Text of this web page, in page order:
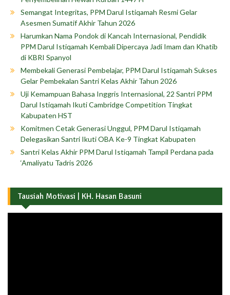
Semangat Integritas, PPM Darul Istiqamah Resmi Gelar
Asesmen Sumatif Akhir Tahun 2026
Harumkan Nama Pondok di Kancah Internasional, Pendidik
PPM Darul Istiqamah Kembali Dipercaya Jadi Imam dan Khatib
di KBRI Spanyol
Membekali Generasi Pembelajar, PPM Darul Istiqamah Sukses
Gelar Pembekalan Santri Kelas Akhir Tahun 2026
Uji Kemampuan Bahasa Inggris Internasional, 22 Santri PPM
Darul Istiqamah Ikuti Cambridge Competition Tingkat
Kabupaten HST
Komitmen Cetak Generasi Unggul, PPM Darul Istiqamah
Delegasikan Santri Ikuti OBA Ke-9 Tingkat Kabupaten
Santri Kelas Akhir PPM Darul Istiqamah Tampil Perdana pada
‘Amaliyatu Tadris 2026
Tausiah Motivasi | KH. Hasan Basuni